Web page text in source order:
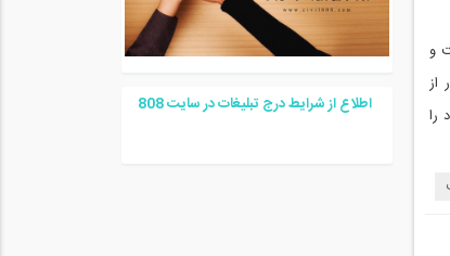
و
از
را
اطلاع از شرایط درج تبلیغات در سایت 808